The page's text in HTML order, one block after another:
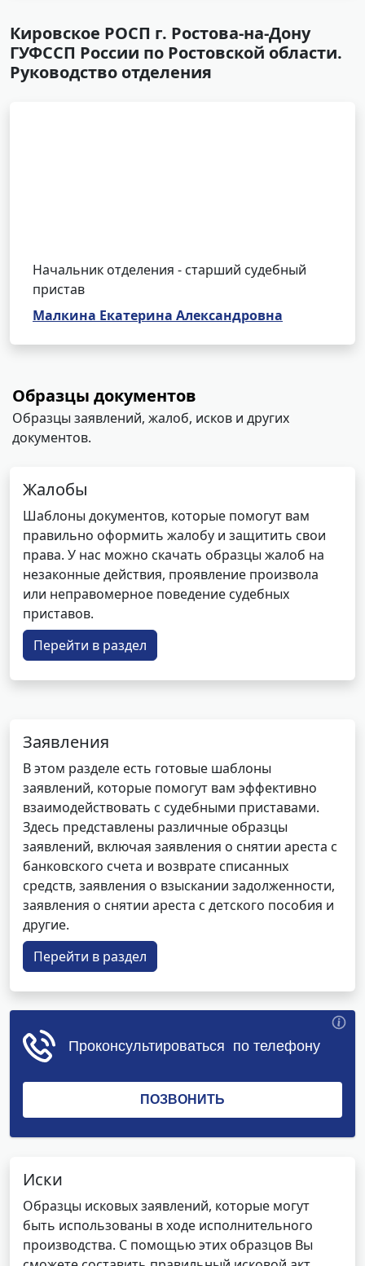
Кировское РОСП г. Ростова-на-Дону
ГУФССП России по Ростовской области.
Руководство отделения
Начальник отделения - старший судебный
пристав
Малкина Екатерина Александровна
Образцы документов
Образцы заявлений, жалоб, исков и других
документов.
Жалобы
Шаблоны документов, которые помогут вам
правильно оформить жалобу и защитить свои
права. У нас можно скачать образцы жалоб на
незаконные действия, проявление произвола
или неправомерное поведение судебных
приставов.
Перейти в раздел
Заявления
В этом разделе есть готовые шаблоны
заявлений, которые помогут вам эффективно
взаимодействовать с судебными приставами.
Здесь представлены различные образцы
заявлений, включая заявления о снятии ареста с
банковского счета и возврате списанных
средств, заявления о взыскании задолженности,
заявления о снятии ареста с детского пособия и
другие.
Перейти в раздел
Иски
Образцы исковых заявлений, которые могут
быть использованы в ходе исполнительного
производства. С помощью этих образцов Вы